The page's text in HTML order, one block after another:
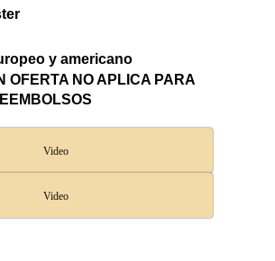
y americano
OFERTA NO APLICA PARA
Video
Video